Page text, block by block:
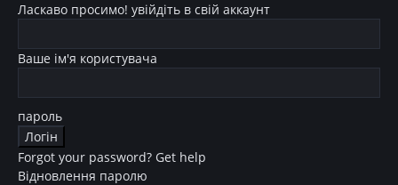
Ласкаво просимо! увійдіть в свій аккаунт
Ваше ім'я користувача
пароль
Forgot your password? Get help
Відновлення паролю